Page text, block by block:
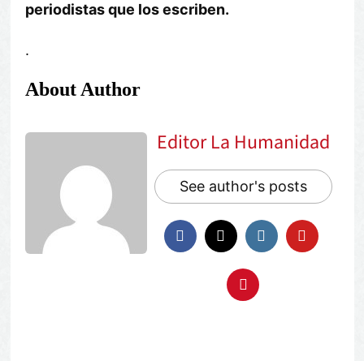
periodistas que los escriben.
.
About Author
Editor La Humanidad
See author's posts